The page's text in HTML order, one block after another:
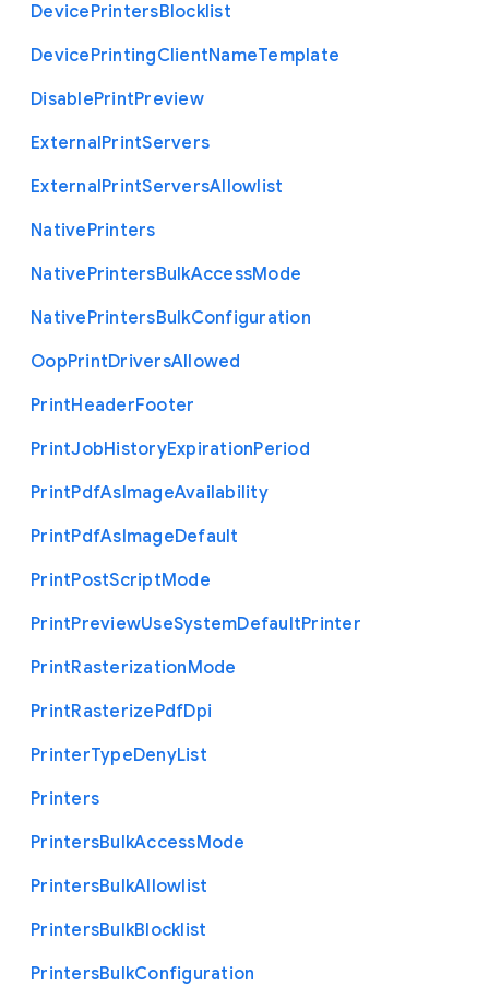
DevicePrintersBlocklist
DevicePrintingClientNameTemplate
DisablePrintPreview
ExternalPrintServers
ExternalPrintServersAllowlist
NativePrinters
NativePrintersBulkAccessMode
NativePrintersBulkConfiguration
OopPrintDriversAllowed
PrintHeaderFooter
PrintJobHistoryExpirationPeriod
PrintPdfAsImageAvailability
PrintPdfAsImageDefault
PrintPostScriptMode
PrintPreviewUseSystemDefaultPrinter
PrintRasterizationMode
PrintRasterizePdfDpi
PrinterTypeDenyList
Printers
PrintersBulkAccessMode
PrintersBulkAllowlist
PrintersBulkBlocklist
PrintersBulkConfiguration